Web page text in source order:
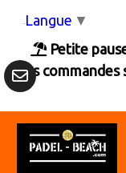
 Petite
Les commandes
Langue ▼